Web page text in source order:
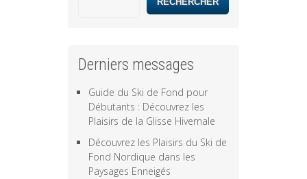
Derniers messages
Guide du Ski de Fond pour
Débutants : Découvrez les
Plaisirs de la Glisse Hivernale
Découvrez les Plaisirs du Ski de
Fond Nordique dans les
Paysages Enneigés